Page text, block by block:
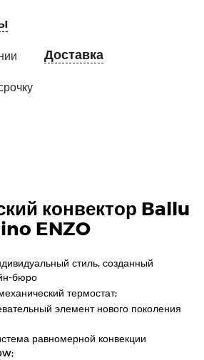
Доставка
конвектор Ballu
ENZO
стиль, созданный
бюро
термостат;
элемент нового поколения
равномерной конвекции